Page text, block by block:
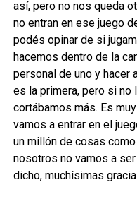
así, pero no nos queda
no entran en ese juego
podés opinar de si
hacemos dentro de la
personal de uno y hacer
es la primera, pero si no
cortábamos más. Es
vamos a entrar en el
un millón de cosas
nosotros no vamos a
dicho, muchísimas